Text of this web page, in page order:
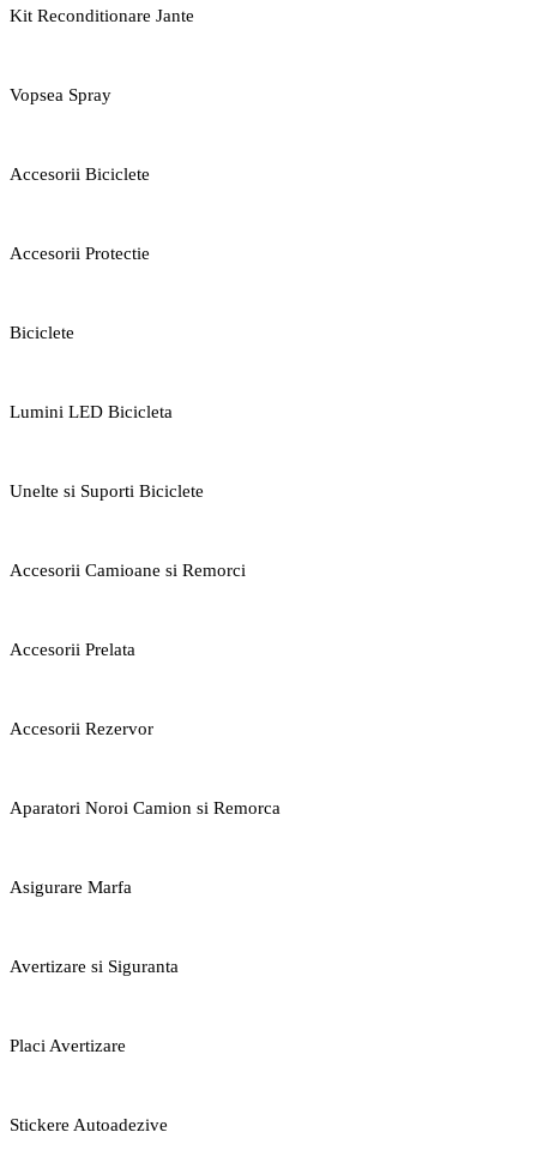
Kit Reconditionare Jante
Vopsea Spray
Accesorii Biciclete
Accesorii Protectie
Biciclete
Lumini LED Bicicleta
Unelte si Suporti Biciclete
Accesorii Camioane si Remorci
Accesorii Prelata
Accesorii Rezervor
Aparatori Noroi Camion si Remorca
Asigurare Marfa
Avertizare si Siguranta
Placi Avertizare
Stickere Autoadezive